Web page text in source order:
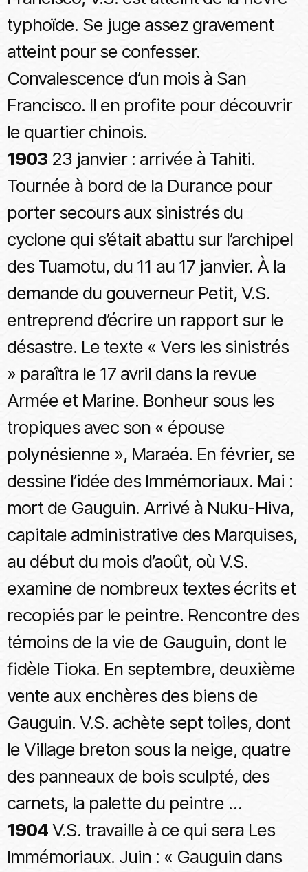
typhoïde. Se juge assez gravement
atteint pour se confesser.
Convalescence d’un mois à San
Francisco. Il en profite pour découvrir
le quartier chinois.
1903 23 janvier : arrivée à Tahiti.
Tournée à bord de la Durance pour
porter secours aux sinistrés du
cyclone qui s’était abattu sur l’archipel
des Tuamotu, du 11 au 17 janvier. À la
demande du gouverneur Petit, V.S.
entreprend d’écrire un rapport sur le
désastre. Le texte « Vers les sinistrés
» paraîtra le 17 avril dans la revue
Armée et Marine. Bonheur sous les
tropiques avec son « épouse
polynésienne », Maraéa. En février, se
dessine l’idée des Immémoriaux. Mai :
mort de Gauguin. Arrivé à Nuku-Hiva,
capitale administrative des Marquises,
au début du mois d’août, où V.S.
examine de nombreux textes écrits et
recopiés par le peintre. Rencontre des
témoins de la vie de Gauguin, dont le
fidèle Tioka. En septembre, deuxième
vente aux enchères des biens de
Gauguin. V.S. achète sept toiles, dont
le Village breton sous la neige, quatre
des panneaux de bois sculpté, des
carnets, la palette du peintre …
1904V.S. travaille à ce qui sera Les
Immémoriaux. Juin : « Gauguin dans